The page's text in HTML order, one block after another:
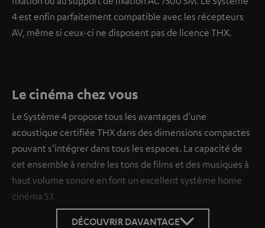
4 est enfin parfaitement compatible avec les récepteurs
AV, même si ceux-ci ne disposent pas de licence THX.
Le cinéma chez vous
Le Système 4 propose tous les avantages d’une
acoustique certifiée THX dans des dimensions compactes
pouvant s’intégrer dans tous les espaces. La capacité de
cet ensemble à rendre les tons de films et des musiques à
haut volume sonore en font un excellent système home
cinéma 5.1.
DÉCOUVRIR DAVANTAGE